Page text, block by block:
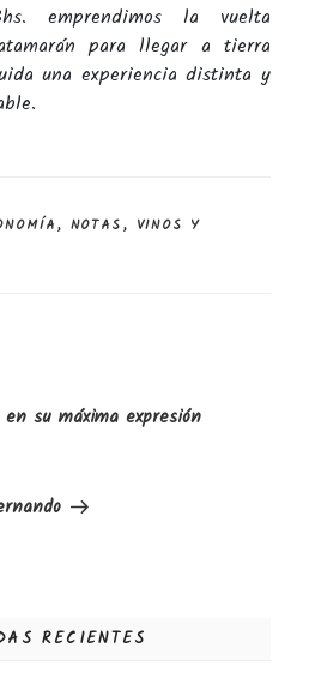
emprendimos la vuelta
para llegar a tierra
una experiencia distinta y
, NOTAS, VINOS Y
su máxima expresión
RECIENTES